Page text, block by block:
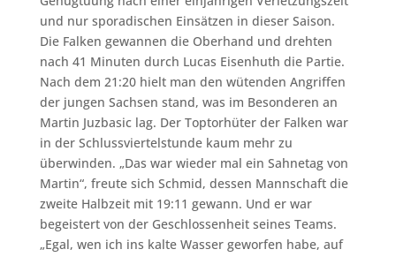
und nur sporadischen Einsätzen in dieser Saison.
Die Falken gewannen die Oberhand und drehten
nach 41 Minuten durch Lucas Eisenhuth die Partie.
Nach dem 21:20 hielt man den wütenden Angriffen
der jungen Sachsen stand, was im Besonderen an
Martin Juzbasic lag. Der Toptorhüter der Falken war
in der Schlussviertelstunde kaum mehr zu
überwinden. „Das war wieder mal ein Sahnetag von
Martin“, freute sich Schmid, dessen Mannschaft die
zweite Halbzeit mit 19:11 gewann. Und er war
begeistert von der Geschlossenheit seines Teams.
„Egal, wen ich ins kalte Wasser geworfen habe, auf